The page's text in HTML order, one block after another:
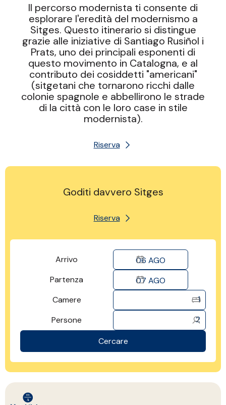
Il percorso modernista ti consente di
esplorare l'eredità del modernismo a
Sitges. Questo itinerario si distingue
grazie alle iniziative di Santiago Rusiñol i
Prats, uno dei principali esponenti di
questo movimento in Catalogna, e al
contributo dei cosiddetti "americani"
(sitgetani che tornarono ricchi dalle
colonie spagnole e abbellirono le strade
di la città con le loro case in stile
modernista).
Riserva
Goditi davvero Sitges
Riserva
Arrivo 06 AGO
Partenza
07 AGO
Camere
1
Persone
2
Cercare